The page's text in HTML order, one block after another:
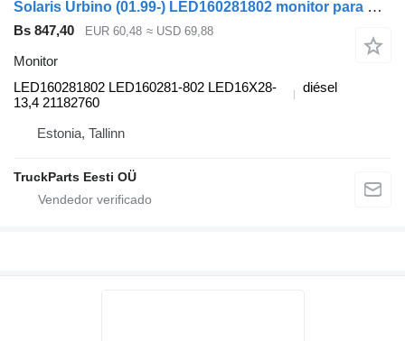
Solaris Urbino (01.99-) LED160281802 monitor para Solaris Urbino, Alpino, Vacanza (1999-) autobús
Bs 847,40 EUR 60,48 ≈ USD 69,88
Monitor
LED160281802 LED160281-802 LED16X28-
13,4 21182760
diésel
Estonia, Tallinn
TruckParts Eesti OÜ